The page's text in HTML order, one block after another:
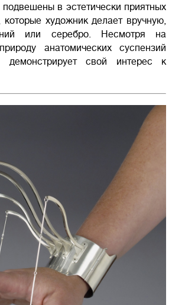
подвешены в эстетически приятных
художник делает вручную,
или серебро. Несмотря на
анатомических суспензий
демонстрирует свой интерес к